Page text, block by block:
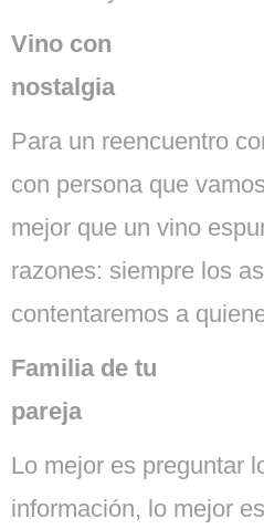
Vino con
nostalgia
Para un reencuentro
con persona que
mejor que un vino
razones: siempre los
contentaremos a
Familia de tu
pareja
Lo mejor es preguntar
información, lo mejor